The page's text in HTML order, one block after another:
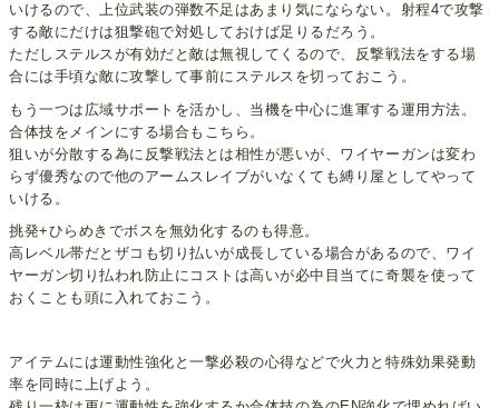
いけるので、上位武装の弾数不足はあまり気にならない。射程4で攻撃
する敵にだけは狙撃砲で対処しておけば足りるだろう。
ただしステルスが有効だと敵は無視してくるので、反撃戦法をする場
合には手頃な敵に攻撃して事前にステルスを切っておこう。
もう一つは広域サポートを活かし、当機を中心に進軍する運用方法。
合体技をメインにする場合もこちら。
狙いが分散する為に反撃戦法とは相性が悪いが、ワイヤーガンは変わ
らず優秀なので他のアームスレイブがいなくても縛り屋としてやって
いける。
挑発+ひらめきでボスを無効化するのも得意。
高レベル帯だとザコも切り払いが成長している場合があるので、ワイ
ヤーガン切り払われ防止にコストは高いが必中目当てに奇襲を使って
おくことも頭に入れておこう。
アイテムには運動性強化と一撃必殺の心得などで火力と特殊効果発動
率を同時に上げよう。